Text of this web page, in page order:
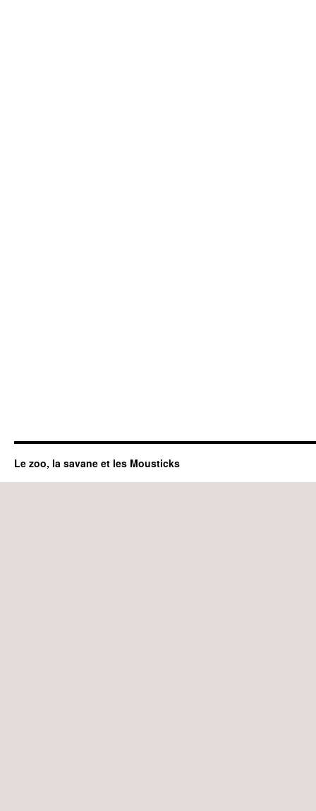
Le zoo, la savane et les Mousticks